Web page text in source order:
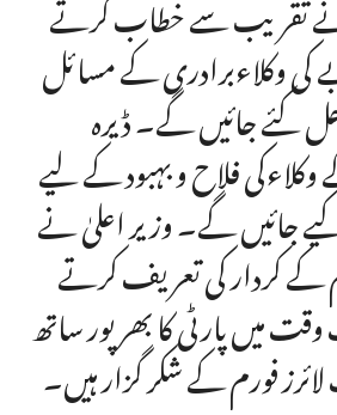
کی وکلاءبرادری کے مسائل
حل کئے جائیں گے۔ ڈیرہ
فلاح و بہبود کے لیے
جائیں گے۔ وزیر اعلیٰ نے
کے کردار کی تعریف کرتے
میں پارٹی کا بھر پور ساتھ
فورم کے شکر گزار ہیں۔